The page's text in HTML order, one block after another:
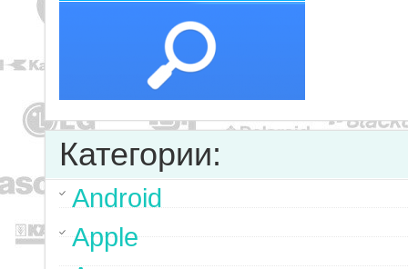
Категории:
Android
Apple